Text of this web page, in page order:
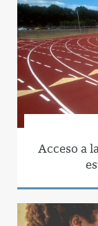
Acceso a